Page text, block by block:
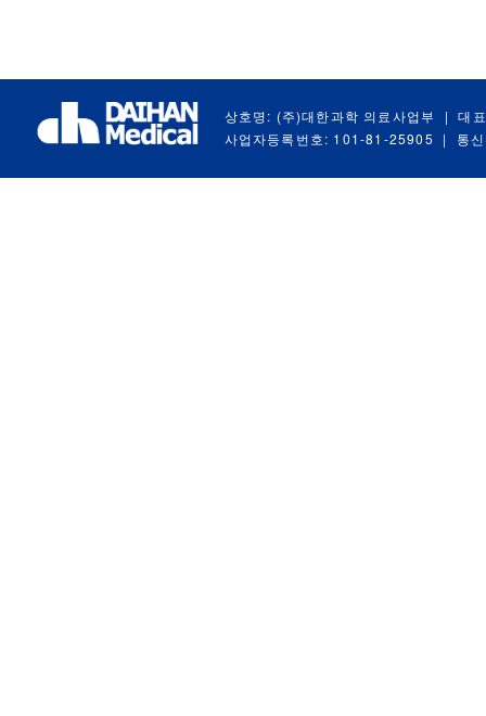
상호명: (주)대한과학 의료사업부 |
대
사업자등록번호: 101-81-25905
| 통